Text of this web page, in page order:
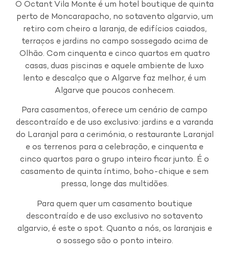
O Octant Vila Monte é um hotel boutique de quinta
perto de Moncarapacho, no sotavento algarvio, um
retiro com cheiro a laranja, de edifícios caiados,
terraços e jardins no campo sossegado acima de
Olhão. Com cinquenta e cinco quartos em quatro
casas, duas piscinas e aquele ambiente de luxo
lento e descalço que o Algarve faz melhor, é um
Algarve que poucos conhecem.
Para casamentos, oferece um cenário de campo
descontraído e de uso exclusivo: jardins e a varanda
do Laranjal para a cerimónia, o restaurante Laranjal
e os terrenos para a celebração, e cinquenta e
cinco quartos para o grupo inteiro ficar junto. É o
casamento de quinta íntimo, boho-chique e sem
pressa, longe das multidões.
Para quem quer um casamento boutique
descontraído e de uso exclusivo no sotavento
algarvio, é este o spot. Quanto a nós, os laranjais e
o sossego são o ponto inteiro.